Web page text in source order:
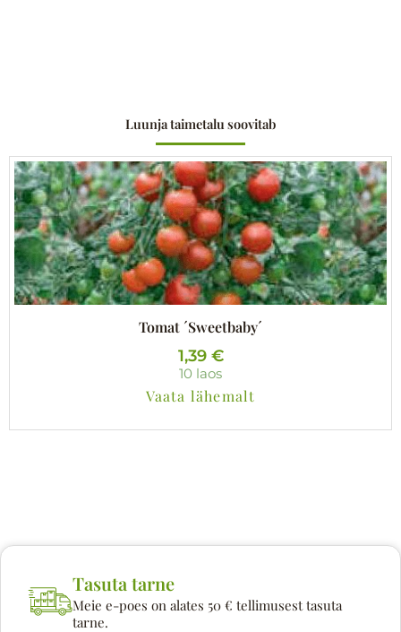
Luunja taimetalu soovitab
Tomat ´Sweetbaby´
1,39 €
10 laos
Vaata lähemalt
Tasuta tarne
Meie e-poes on alates 50 € tellimusest tasuta
tarne.